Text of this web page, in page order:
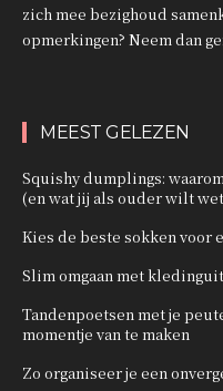
zich mee bezighoud
opmerkingen? Neem dan
MEEST GELEZEN
Squishy dumplings:
(en wat jij als ouder wilt
Kies de beste sokken voor
Slim omgaan met
Tandenpoetsen met je
momentje van te maken
Zo organiseer je een